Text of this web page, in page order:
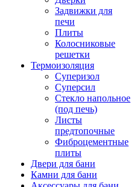
Задвижки для
печи
Плиты
Колосниковые
решетки
Термоизоляция
Суперизол
Суперсил
Стекло напольное
(под печь)
Листы
предтопочные
Фиброцементные
плиты
Двери для бани
Камни для бани